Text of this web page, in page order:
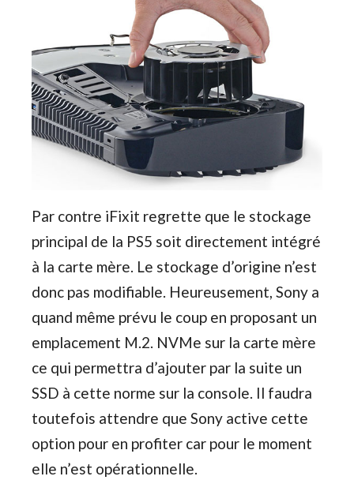
Par contre iFixit regrette que le stockage
principal de la PS5 soit directement intégré
à la carte mère. Le stockage d’origine n’est
donc pas modifiable. Heureusement, Sony a
quand même prévu le coup en proposant un
emplacement M.2. NVMe sur la carte mère
ce qui permettra d’ajouter par la suite un
SSD à cette norme sur la console. Il faudra
toutefois attendre que Sony active cette
option pour en profiter car pour le moment
elle n’est opérationnelle.